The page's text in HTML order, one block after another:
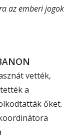
az emberi jogok
vették,
a
őket.